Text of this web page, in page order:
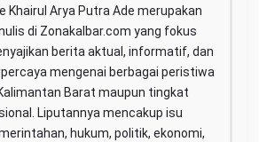
Khairul Arya Putra Ade merupakan
di Zonakalbar.com yang fokus
berita aktual, informatif, dan
mengenai berbagai peristiwa
Barat maupun tingkat
Liputannya mencakup isu
hukum, politik, ekonomi,